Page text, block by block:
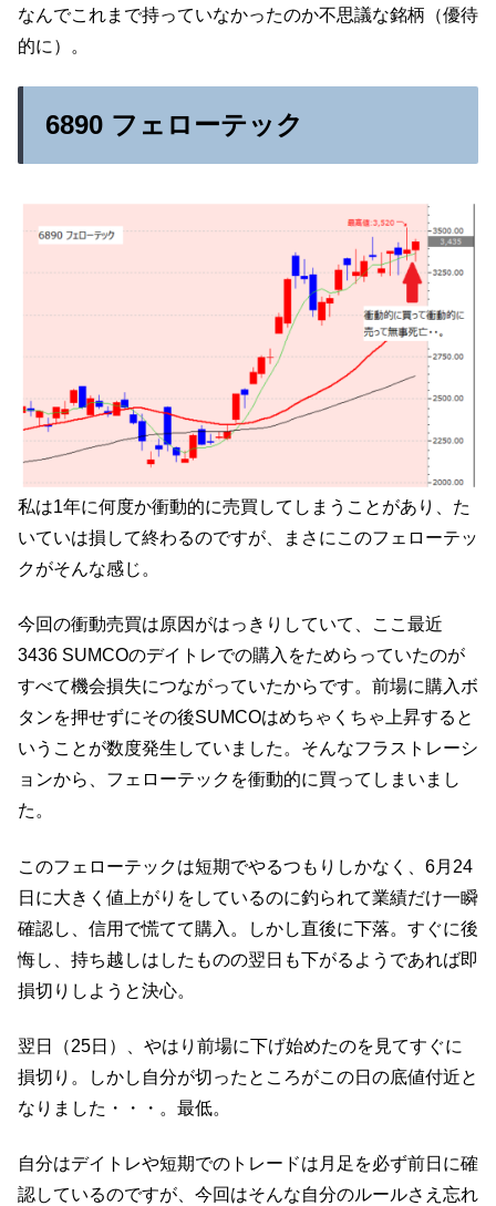
なんでこれまで持っていなかったのか不思議な銘柄（優待
的に）。
6890 フェローテック
私は1年に何度か衝動的に売買してしまうことがあり、た
いていは損して終わるのですが、まさにこのフェローテッ
クがそんな感じ。
今回の衝動売買は原因がはっきりしていて、ここ最近
3436 SUMCOのデイトレでの購入をためらっていたのが
すべて機会損失につながっていたからです。前場に購入ボ
タンを押せずにその後SUMCOはめちゃくちゃ上昇すると
いうことが数度発生していました。そんなフラストレーシ
ョンから、フェローテックを衝動的に買ってしまいまし
た。
このフェローテックは短期でやるつもりしかなく、6月24
日に大きく値上がりをしているのに釣られて業績だけ一瞬
確認し、信用で慌てて購入。しかし直後に下落。すぐに後
悔し、持ち越しはしたものの翌日も下がるようであれば即
損切りしようと決心。
翌日（25日）、やはり前場に下げ始めたのを見てすぐに
損切り。しかし自分が切ったところがこの日の底値付近と
なりました・・・。最低。
自分はデイトレや短期でのトレードは月足を必ず前日に確
認しているのですが、今回はそんな自分のルールさえ忘れ